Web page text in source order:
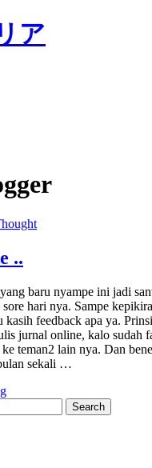
ア
..
baru nyampe ini jadi
hari nya. Sampe
kasih feedback apa ya.
jurnal online, kalo sudah
teman2 lain nya. Dan
sekali …